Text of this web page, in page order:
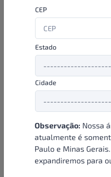
CEP
Estado
Cidade
Observação: Nossa
atualmente é
Paulo e Minas
expandiremos para
aproveitar as promoções e
beleza e higiene em nossa
comprando de seus
distribuidores para comprar
agilidade. Aproveite!
Formas de pagamento
Institucional
Sobre nós
Condições e termos